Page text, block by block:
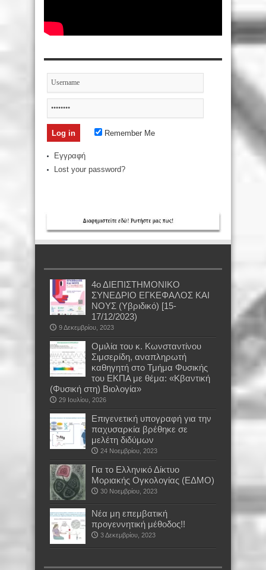
Remember Me
Εγγραφή
Lost your password?
4ο ΔΙΕΠΙΣΤΗΜΟΝΙΚΟ
ΣΥΝΕΔΡΙΟ ΕΓΚΕΦΑΛΟΣ ΚΑΙ
ΝΟΥΣ (Υβριδικό) [15-
17/12/2023)
9 Δεκεμβρίου, 2023
Oμιλία του κ. Κωνσταντίνου
Σιμσερίδη, αναπληρωτή
καθηγητή στο Τμήμα Φυσικής
του ΕΚΠΑ με θέμα: «Κβαντική
(Φυσική στη) Βιολογία»
29 Ιουλίου, 2026
Επιγενετική υπογραφή για την
παχυσαρκία βρέθηκε σε
μελέτη διδύμων
24 Νοεμβρίου, 2023
Για το Ελληνικό Δίκτυο
Μοριακής Ογκολογίας (ΕΔΜΟ)
30 Νοεμβρίου, 2023
Νέα μη επεμβατική
προγεννητική μέθοδος!!
3 Δεκεμβρίου, 2023